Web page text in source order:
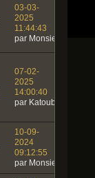
03-03-
2025
11:44:43
par Monsieur ADN
07-02-
2025
14:00:40
par Katoub
10-09-
2024
09:12:55
par Monsieur ADN